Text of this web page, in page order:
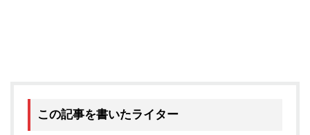
この記事を書いたライター